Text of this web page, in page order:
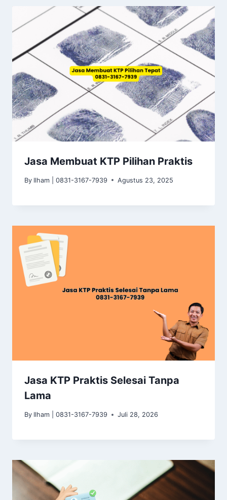
Jasa Membuat KTP Pilihan Praktis
By Ilham | 0831-3167-7939 Agustus 23, 2025
Jasa KTP Praktis Selesai Tanpa
Lama
By Ilham | 0831-3167-7939 Juli 28, 2026